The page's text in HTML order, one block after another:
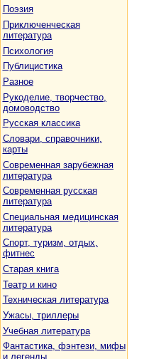
Поэзия
Приключенческая
литература
Психология
Публицистика
Разное
Рукоделие, творчество,
домоводство
Русская классика
Словари, справочники,
карты
Современная зарубежная
литература
Современная русская
литература
Специальная медицинская
литература
Спорт, туризм, отдых,
фитнес
Старая книга
Театр и кино
Техническая литература
Ужасы, триллеры
Учебная литература
Фантастика, фэнтези, мифы
и легенды